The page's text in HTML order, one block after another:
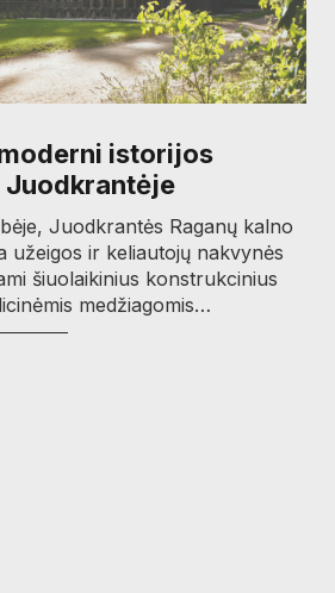
istorijos
Juodkrantės Raganų kalno
užeigos ir keliautojų nakvynės
šiuolaikinius konstrukcinius
medžiagomis…